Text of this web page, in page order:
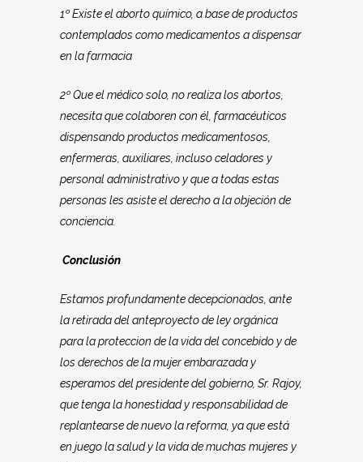
1º Existe el aborto químico, a base de productos
contemplados como medicamentos a dispensar
en la farmacia
2º Que el médico solo, no realiza los abortos,
necesita que colaboren con él, farmacéuticos
dispensando productos medicamentosos,
enfermeras, auxiliares, incluso celadores y
personal administrativo y que a todas estas
personas les asiste el derecho a la objeción de
conciencia.
Conclusión
Estamos profundamente decepcionados, ante
la retirada delanteproyecto de ley orgánica
para la proteccion de la vida del concebido y de
los derechos de la mujer embarazaday
esperamos del presidente del gobierno, Sr. Rajoy,
que tenga la honestidad y responsabilidad de
replantearse de nuevo la reforma, ya que está
en juego la salud y la vida de muchas mujeres y